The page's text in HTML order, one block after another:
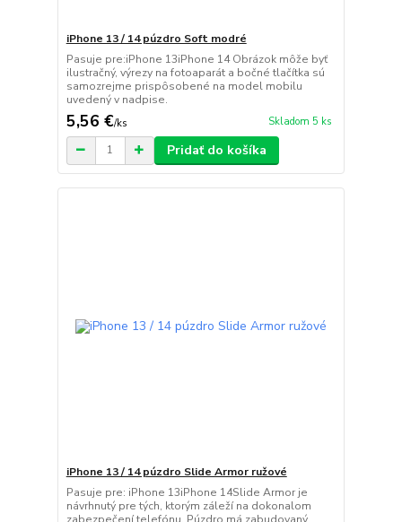
iPhone 13 / 14 púzdro Soft modré
Pasuje pre:iPhone 13iPhone 14 Obrázok môže byť
ilustračný, výrezy na fotoaparát a bočné tlačítka sú
samozrejme prispôsobené na model mobilu
uvedený v nadpise.
5,56 €/ks Skladom 5 ks
Pridať do košíka
iPhone 13 / 14 púzdro Slide Armor ružové
Pasuje pre: iPhone 13iPhone 14Slide Armor je
návrhnutý pre tých, ktorým záleží na dokonalom